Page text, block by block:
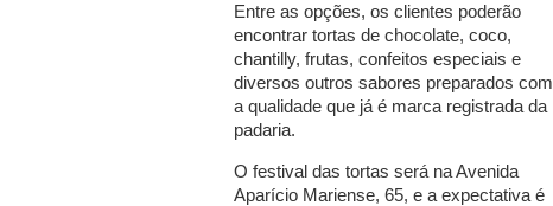
Entre as opções, os clientes poderão
encontrar tortas de chocolate, coco,
chantilly, frutas, confeitos especiais e
diversos outros sabores preparados com
a qualidade que já é marca registrada da
padaria.
O festival das tortas será na Avenida
Aparício Mariense, 65, e a expectativa é